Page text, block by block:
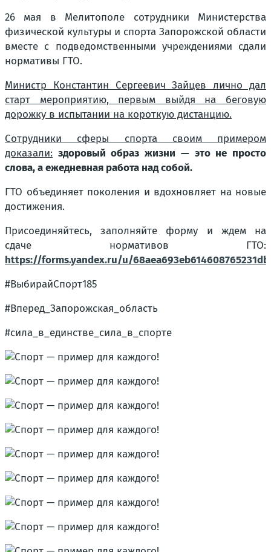
26 мая в Мелитополе сотрудники Министерства
физической культуры и спорта Запорожской области
вместе с подведомственными учреждениями сдали
нормативы ГТО.
Министр Константин Сергеевич Зайцев лично дал
старт мероприятию, первым выйдя на беговую
дорожку в испытании на короткую дистанцию.
Сотрудники сферы спорта своим примером
доказали: здоровый образ жизни — это не просто
слова, а ежедневная работа над собой.
ГТО объединяет поколения и вдохновляет на новые
достижения.
Присоединяйтесь, заполняйте форму и ждем на
сдаче нормативов ГТО:
https://forms.yandex.ru/u/
#ВыбирайСпорт185
#Вперед_Запорожская_область
#сила_в_единстве_сила_в_спорте